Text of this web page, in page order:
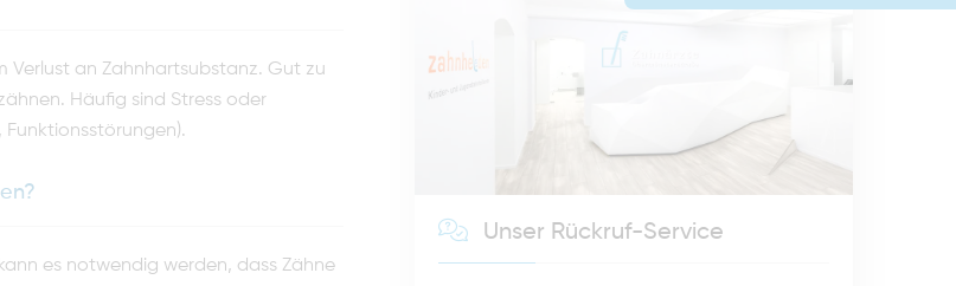
Verlust an Zahnhartsubstanz. Gut zu
Häufig sind Stress oder
Funktionsstörungen).
es notwendig werden, dass Zähne
Unser Rückruf-Service